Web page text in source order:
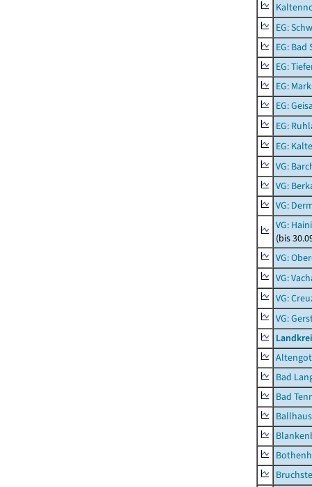
EG:
EG:
EG:
EG:
EG:
EG:
EG:
VG:
VG:
VG:
VG:
(bis
VG:
VG:
VG:
VG:
Bad
Bad